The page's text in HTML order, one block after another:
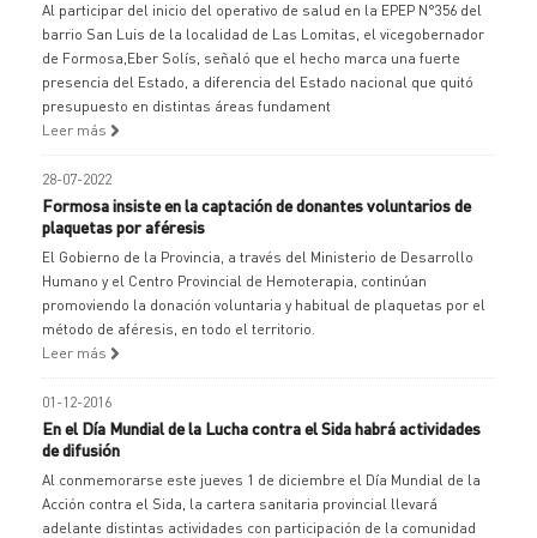
Al participar del inicio del operativo de salud en la EPEP N°356 del
barrio San Luis de la localidad de Las Lomitas, el vicegobernador
de Formosa,Eber Solís, señaló que el hecho marca una fuerte
presencia del Estado, a diferencia del Estado nacional que quitó
presupuesto en distintas áreas fundament
Leer más
28-07-2022
Formosa insiste en la captación de donantes voluntarios de
plaquetas por aféresis
El Gobierno de la Provincia, a través del Ministerio de Desarrollo
Humano y el Centro Provincial de Hemoterapia, continúan
promoviendo la donación voluntaria y habitual de plaquetas por el
método de aféresis, en todo el territorio.
Leer más
01-12-2016
En el Día Mundial de la Lucha contra el Sida habrá actividades
de difusión
Al conmemorarse este jueves 1 de diciembre el Día Mundial de la
Acción contra el Sida, la cartera sanitaria provincial llevará
adelante distintas actividades con participación de la comunidad